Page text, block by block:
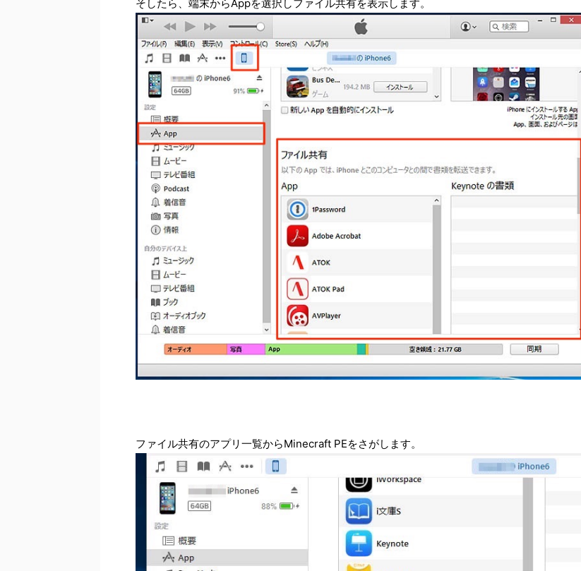
そしたら、端末からAppを選択しファイル共有を表示します。
ファイル共有のアプリ一覧からMinecraft PEをさがします。